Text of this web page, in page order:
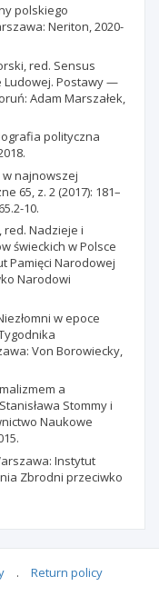
polskiego
Neriton, 2020-
red. Sensus
Ludowej. Postawy —
Adam Marszałek,
polityczna
w najnowszej
65, z. 2 (2017): 181–
10.
red. Nadzieje i
świeckich w Polsce
Pamięci Narodowej
Narodowi
w epoce
Von Borowiecky,
a
Stommy i
Naukowe
Instytut
Zbrodni przeciwko
. Return policy